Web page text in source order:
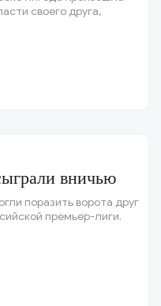
своего друга,
вничью
поразить ворота друг
премьер-лиги.